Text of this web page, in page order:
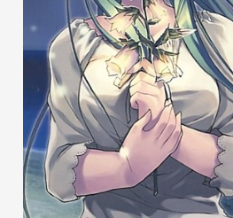
に ぬ
は ひ ふ
ま み む
や ゆ
ら り
わ